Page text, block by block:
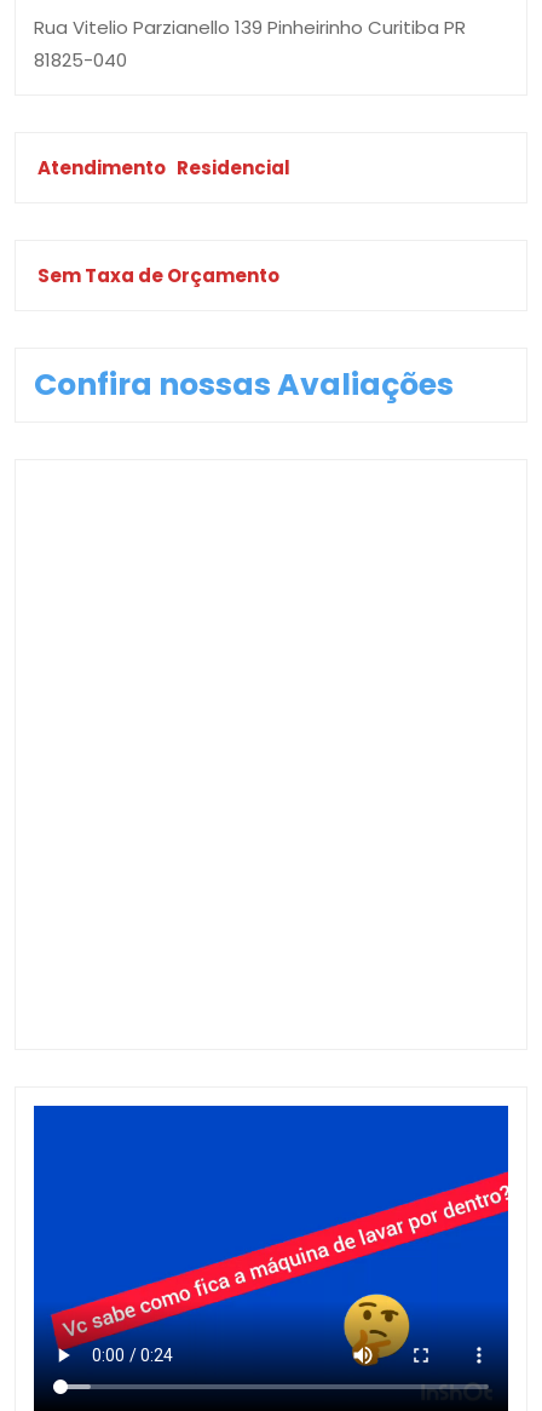
Rua Vitelio Parzianello 139 Pinheirinho Curitiba PR
81825-040
Atendimento Residencial
Sem Taxa de Orçamento
Confira nossas Avaliações